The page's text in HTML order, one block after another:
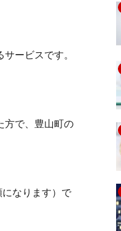
ービスです。
方で、豊山町の
なります）で